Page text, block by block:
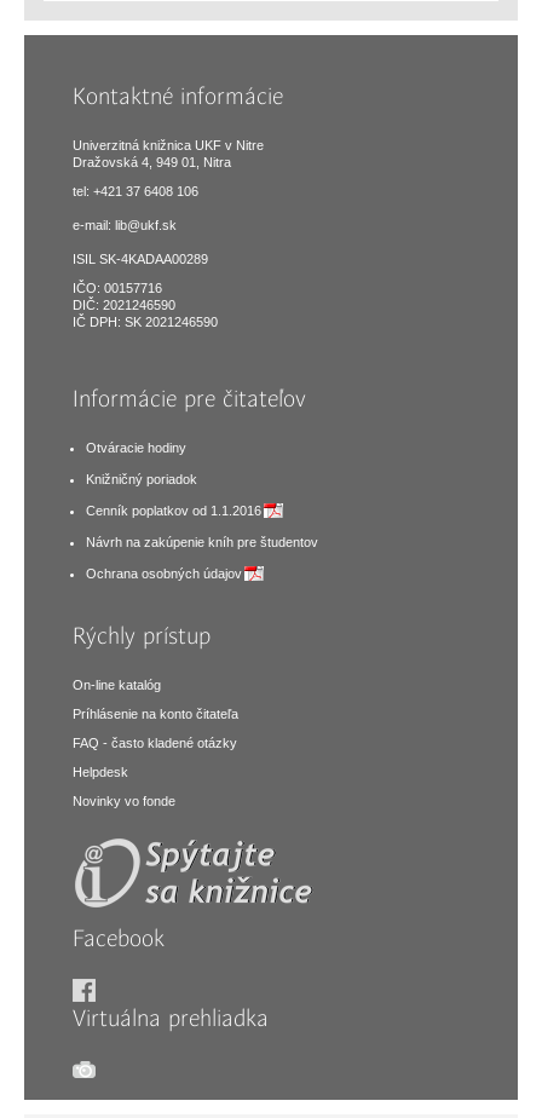
Kontaktné informácie
Univerzitná knižnica UKF v Nitre
Dražovská 4, 949 01, Nitra
tel: +421 37 6408 106
e-mail: lib@ukf.sk
ISIL SK-4KADAA00289
IČO: 00157716
DIČ: 2021246590
IČ DPH: SK 2021246590
Informácie pre čitateľov
Otváracie hodiny
Knižničný poriadok
Cenník poplatkov od 1.1.2016
Návrh na zakúpenie kníh pre študentov
Ochrana osobných údajov
Rýchly prístup
On-line katalóg
Príhlásenie na konto čitateľa
FAQ - často kladené otázky
Helpdesk
Novinky vo fonde
Facebook
Virtuálna prehliadka